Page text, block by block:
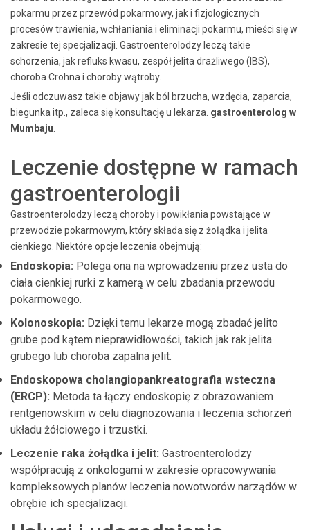
pokarmu przez przewód pokarmowy, jak i fizjologicznych
procesów trawienia, wchłaniania i eliminacji pokarmu, mieści się w
zakresie tej specjalizacji. Gastroenterolodzy leczą takie
schorzenia, jak refluks kwasu, zespół jelita drażliwego (IBS),
choroba Crohna i choroby wątroby.
Jeśli odczuwasz takie objawy jak ból brzucha, wzdęcia, zaparcia,
biegunka itp., zaleca się konsultację u lekarza. gastroenterolog w
Mumbaju
Leczenie dostępne w ramach
gastroenterologii
Gastroenterolodzy leczą choroby i powikłania powstające w
przewodzie pokarmowym, który składa się z żołądka i jelita
cienkiego. Niektóre opcje leczenia obejmują:
Endoskopia: Polega ona na wprowadzeniu przez usta do
ciała cienkiej rurki z kamerą w celu zbadania przewodu
pokarmowego.
Kolonoskopia: Dzięki temu lekarze mogą zbadać jelito
grube pod kątem nieprawidłowości, takich jak rak jelita
grubego lub choroba zapalna jelit.
Endoskopowa cholangiopankreatografia wsteczna
(ERCP): Metoda ta łączy endoskopię z obrazowaniem
rentgenowskim w celu diagnozowania i leczenia schorzeń
układu żółciowego i trzustki.
Leczenie raka żołądka i jelit: Gastroenterolodzy
współpracują z onkologami w zakresie opracowywania
kompleksowych planów leczenia nowotworów narządów w
obrębie ich specjalizacji.